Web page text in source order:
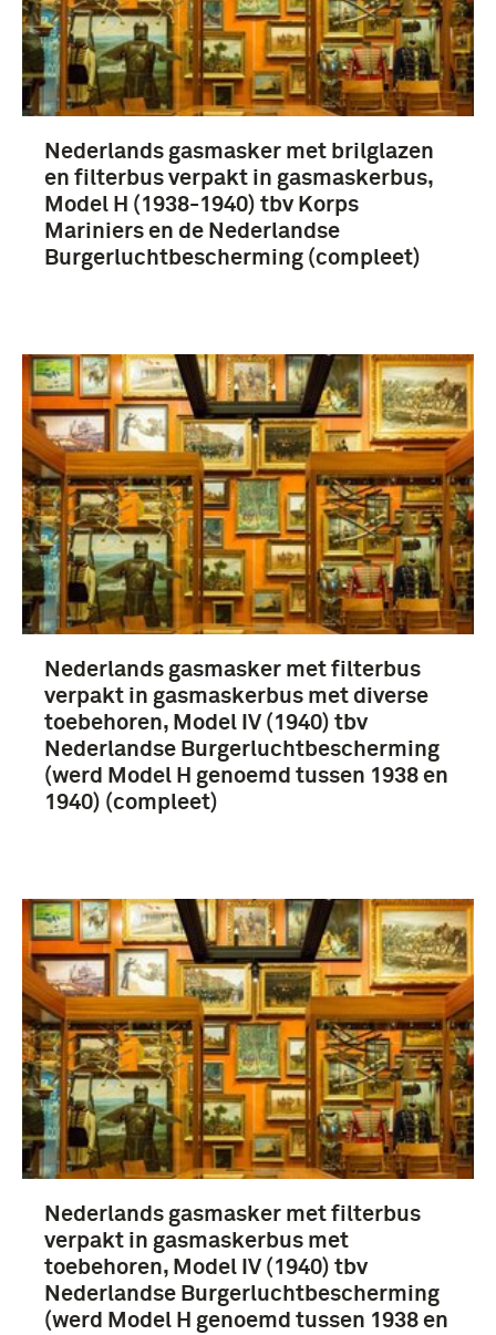
mobilisatie (1939-1940) (46)
Civiel ? (47)
Luchtbescherming (47)
Alle dienstvakken (36)
Nederland (47)
Nederlands gasmasker met brilglazen
en filterbus verpakt in gasmaskerbus,
Model H (1938-1940) tbv Korps
Mariniers en de Nederlandse
Burgerluchtbescherming (compleet)
Nederlands gasmasker met filterbus
verpakt in gasmaskerbus met diverse
toebehoren, Model IV (1940) tbv
Nederlandse Burgerluchtbescherming
(werd Model H genoemd tussen 1938 en
1940) (compleet)
Nederlands gasmasker met filterbus
verpakt in gasmaskerbus met
toebehoren, Model IV (1940) tbv
Nederlandse Burgerluchtbescherming
(werd Model H genoemd tussen 1938 en